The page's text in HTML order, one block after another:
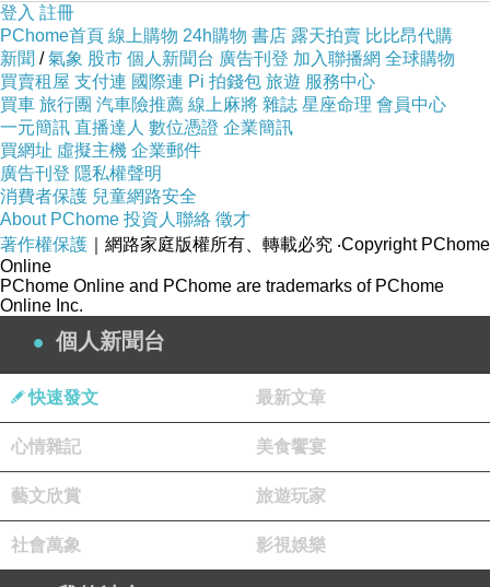
商品訊息簡述:
台菱Micro傳輸充電扁線(五色)
商品網址:http://whitehippo.net/redirect.php?
k=3ae1f2c04cc5ba215f121eee32a2866e&uid1
=&uid2=&uid3=&uid4=&uid5=
Wireless N150 無線路由器 喔!看呢來
樂天CJS HX-550 筆記型電腦 15.6-FHD-
120GB M.2 SSD - 無光碟 - WIN 8.1@E@
樂天Brother 雷射滾筒組DR-350@E@
登入 註冊
PChome首頁 線上購物 24h購物 書店 露天拍賣 比比昂代購
新聞 /氣象 股市 個人新聞台 廣告刊登 加入聯播網 全球購物
買賣租屋 支付連 國際連 Pi 拍錢包 旅遊 服務中心
買車 旅行團 汽車險推薦 線上麻將 雜誌 星座命理 會員中心
一元簡訊 直播達人 數位憑證 企業簡訊
買網址 虛擬主機 企業郵件
廣告刊登 隱私權聲明
消費者保護 兒童網路安全
About PChome 投資人聯絡 徵才
著作權保護 ｜網路家庭版權所有、轉載必究 ‧Copyright PChome
Online
PChome Online and PChome are trademarks of PChome
Online Inc.
個人新聞台
快速發文 最新文章
心情雜記 美食饗宴
藝文欣賞 旅遊玩家
社會萬象 影視娛樂